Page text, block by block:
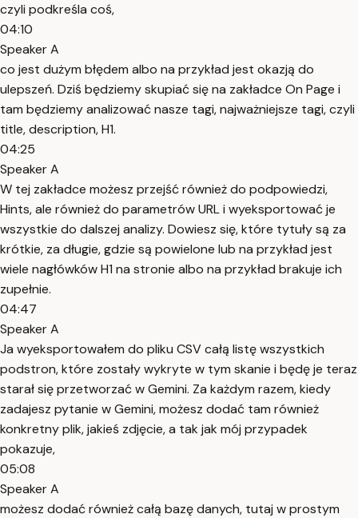
czyli podkreśla coś,
04:10
Speaker A
co jest dużym błędem albo na przykład jest okazją do
ulepszeń. Dziś będziemy skupiać się na zakładce On Page i
tam będziemy analizować nasze tagi, najważniejsze tagi, czyli
title, description, H1.
04:25
Speaker A
W tej zakładce możesz przejść również do podpowiedzi,
Hints, ale również do parametrów URL i wyeksportować je
wszystkie do dalszej analizy. Dowiesz się, które tytuły są za
krótkie, za długie, gdzie są powielone lub na przykład jest
wiele nagłówków H1 na stronie albo na przykład brakuje ich
zupełnie.
04:47
Speaker A
Ja wyeksportowałem do pliku CSV całą listę wszystkich
podstron, które zostały wykryte w tym skanie i będę je teraz
starał się przetworzać w Gemini. Za każdym razem, kiedy
zadajesz pytanie w Gemini, możesz dodać tam również
konkretny plik, jakieś zdjęcie, a tak jak mój przypadek
pokazuje,
05:08
Speaker A
możesz dodać również całą bazę danych, tutaj w prostym